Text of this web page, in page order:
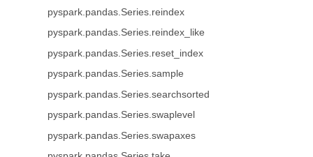
pyspark.pandas.Series.reindex
pyspark.pandas.Series.reindex_like
pyspark.pandas.Series.reset_index
pyspark.pandas.Series.sample
pyspark.pandas.Series.searchsorted
pyspark.pandas.Series.swaplevel
pyspark.pandas.Series.swapaxes